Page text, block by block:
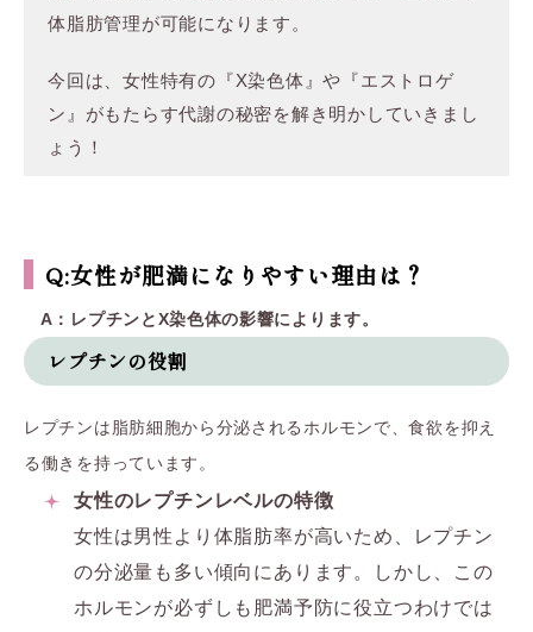
体脂肪管理が可能になります。
今回は、女性特有の『X染色体』や『エストロゲ
ン』がもたらす代謝の秘密を解き明かしていきまし
ょう！
Q:女性が肥満になりやすい理由は？
A：レプチンとX染色体の影響によります。
レプチンの役割
レプチンは脂肪細胞から分泌されるホルモンで、食欲を抑え
る働きを持っています。
女性のレプチンレベルの特徴
女性は男性より体脂肪率が高いため、レプチン
の分泌量も多い傾向にあります。しかし、この
ホルモンが必ずしも肥満予防に役立つわけでは